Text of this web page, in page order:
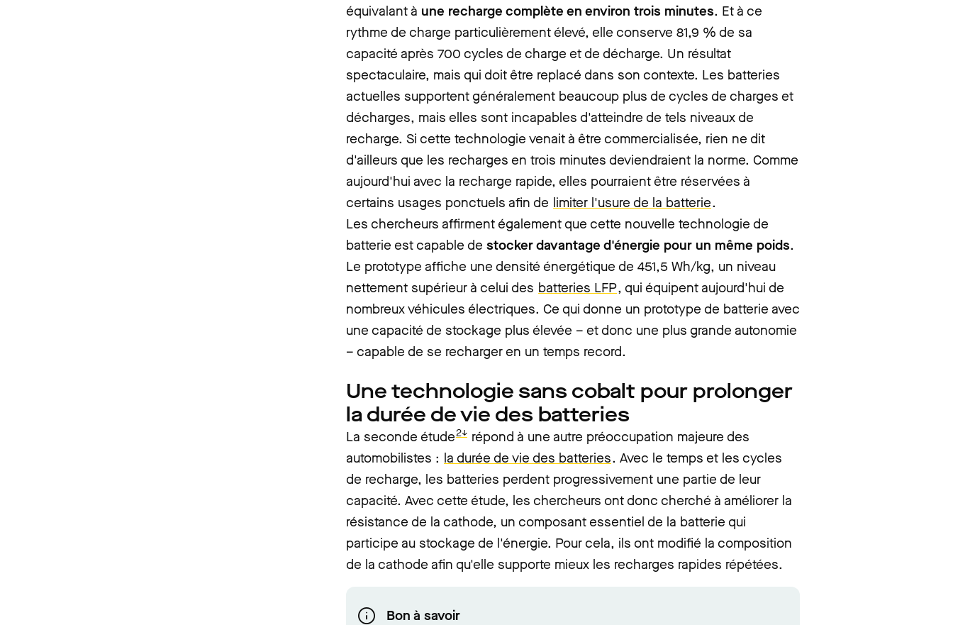
équivalant à une recharge complète en environ trois minutes. Et à ce
rythme de charge particulièrement élevé, elle conserve 81,9 % de sa
capacité après 700 cycles de charge et de décharge. Un résultat
spectaculaire, mais qui doit être replacé dans son contexte. Les batteries
actuelles supportent généralement beaucoup plus de cycles de charges et
décharges, mais elles sont incapables d'atteindre de tels niveaux de
recharge. Si cette technologie venait à être commercialisée, rien ne dit
d'ailleurs que les recharges en trois minutes deviendraient la norme. Comme
aujourd'hui avec la recharge rapide, elles pourraient être réservées à
certains usages ponctuels afin de limiter l'usure de la batterie.
Les chercheurs affirment également que cette nouvelle technologie de
batterie est capable de stocker davantage d'énergie pour un même poids.
Le prototype affiche une densité énergétique de 451,5 Wh/kg, un niveau
nettement supérieur à celui des batteries LFP, qui équipent aujourd'hui de
nombreux véhicules électriques. Ce qui donne un prototype de batterie avec
une capacité de stockage plus élevée – et donc une plus grande autonomie
– capable de se recharger en un temps record.
Une technologie sans cobalt pour prolonger
la durée de vie des batteries
La seconde étude2↓ répond à une autre préoccupation majeure des
automobilistes : la durée de vie des batteries. Avec le temps et les cycles
de recharge, les batteries perdent progressivement une partie de leur
capacité. Avec cette étude, les chercheurs ont donc cherché à améliorer la
résistance de la cathode, un composant essentiel de la batterie qui
participe au stockage de l'énergie. Pour cela, ils ont modifié la composition
de la cathode afin qu'elle supporte mieux les recharges rapides répétées.
Bon à savoir